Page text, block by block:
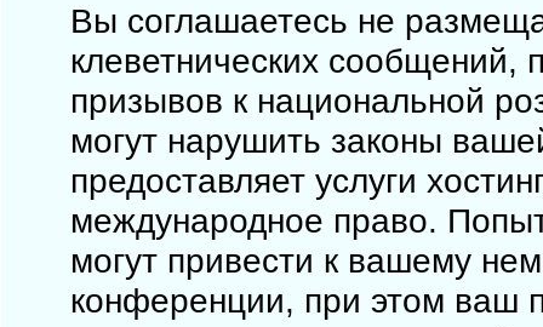
Вы соглашаетесь не
клеветнических сообщений,
призывов к национальной
могут нарушить законы
предоставляет услуги
международное право.
могут привести к вашему
конференции, при этом ваш